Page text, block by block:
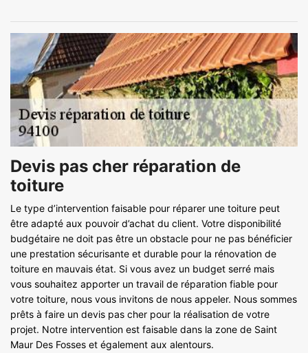
Devis pas cher réparation de
toiture
Le type d’intervention faisable pour réparer une toiture peut
être adapté aux pouvoir d’achat du client. Votre disponibilité
budgétaire ne doit pas être un obstacle pour ne pas bénéficier
une prestation sécurisante et durable pour la rénovation de
toiture en mauvais état. Si vous avez un budget serré mais
vous souhaitez apporter un travail de réparation fiable pour
votre toiture, nous vous invitons de nous appeler. Nous sommes
prêts à faire un devis pas cher pour la réalisation de votre
projet. Notre intervention est faisable dans la zone de Saint
Maur Des Fosses et également aux alentours.